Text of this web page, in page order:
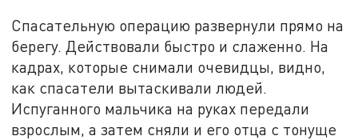
Спасательную операцию развернули прямо на
берегу. Действовали быстро и слаженно. На
кадрах, которые снимали очевидцы, видно,
как спасатели вытаскивали людей.
Испуганного мальчика на руках передали
взрослым, а затем сняли и его отца с тонуще